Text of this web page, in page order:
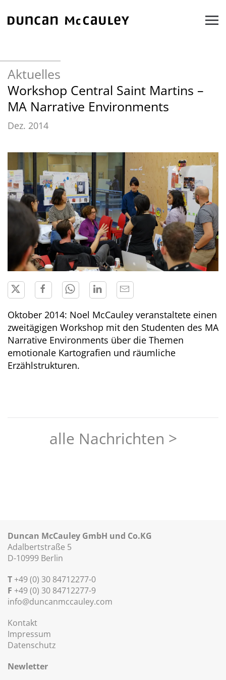
Zum Hauptinhalt springen
Aktuelles
Workshop Central Saint Martins –
MA Narrative Environments
Dez. 2014
Oktober 2014: Noel McCauley veranstaltete einen
zweitägigen Workshop mit den Studenten des MA
Narrative Environments über die Themen
emotionale Kartografien und räumliche
Erzählstrukturen.
alle Nachrichten >
Duncan McCauley GmbH und Co.KG
Adalbertstraße 5
D-10999 Berlin
T +49 (0) 30 84712277-0
F +49 (0) 30 84712277-9
info@duncanmccauley.com
Kontakt
Impressum
Datenschutz
Newletter